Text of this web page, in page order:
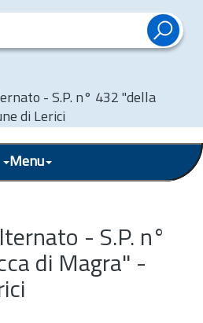
- S.P. n° 432 "della
di Lerici
Menu
- S.P. n°
di Magra" -